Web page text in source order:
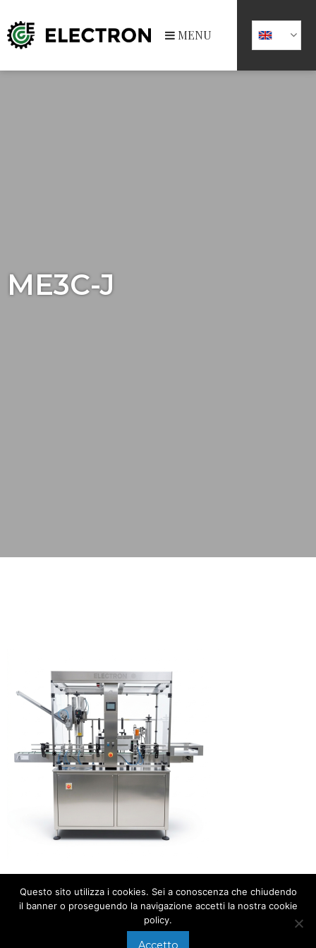
MENU
ME3C-J
Questo sito utilizza i cookies. Sei a conoscenza che chiudendo
il banner o proseguendo la navigazione accetti la nostra cookie
policy.
Accetto